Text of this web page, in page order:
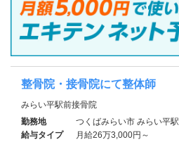
整骨院・接骨院にて整体師
みらい平駅前接骨院
勤務地
つくばみらい市 みらい平駅
給与タイプ
月給26万3,000円～